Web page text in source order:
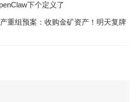
下个定义了
重组预案：收购金矿资产！明天复牌